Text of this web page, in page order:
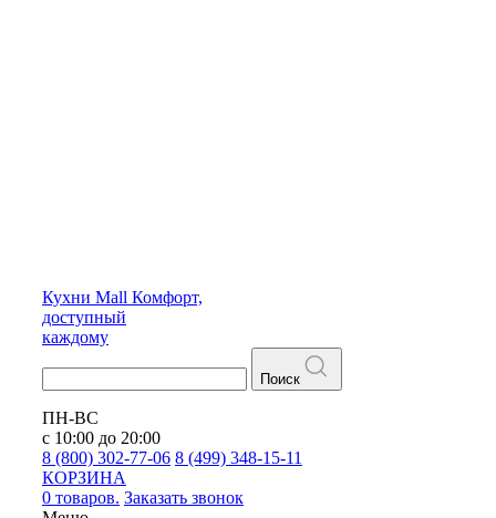
Кухни Mall Комфорт,
доступный
каждому
Поиск
ПН-ВС
с 10:00 до 20:00
8 (800) 302-77-06 8 (499) 348-15-11
КОРЗИНА
0 товаров. Заказать звонок